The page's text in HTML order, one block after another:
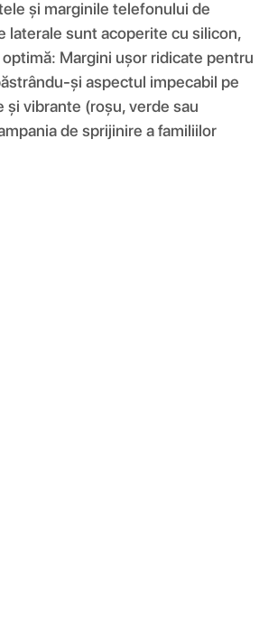
și marginile telefonului de
laterale sunt acoperite cu silicon,
Margini ușor ridicate pentru
și aspectul impecabil pe
vibrante (roșu, verde sau
de sprijinire a familiilor